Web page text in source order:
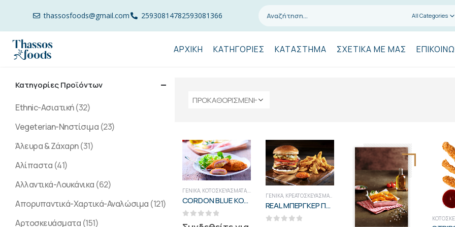
thassosfoods@gmail.com 25930814782593081366 All Categories
ΑΡΧΙΚΉ ΚΑΤΗΓΟΡΊΕΣ ΚΑΤΆΣΤΗΜΑ ΣΧΕΤΙΚΆ ΜΕ ΜΑΣ
ΓΕΝΙΚΑ, ΚΟΤΟΣΚΕΥΆΣΜΑΤΑ,ΚΡΕΑΤΟΣΚΕΥΆΣΜΑΤΑ-ΚΟΤΟΣΚΕΥΆΣΜΑΤΑ ΠΡΟΪΌΝΤΑ SNACK BAR,ΨΗΜΈΝΑ-ΠΑΝΈ
CORDON BLUE ΚΟΤΟΠ. ΠΡΟΨ. ΧΥΜΑ ΚΤΨ EE
out of 5
ΓΕΝΙΚΑ, ΚΡΕΑΤΟΣΚΕΥΆΣΜΑΤΑ ΚΡΕΑΤΟΣΚΕΥΆΣΜΑΤΑ-ΚΟΤΟΣΚΕΥΆΣΜΑΤΑ
REAL ΜΠΕΡΓΚΕΡ ΠΡΟΨΗΜ.190ΓΡ ΕΕ 3K ΚΤΨ
Κατηγορίες Προϊόντων
Ethnic-Ασιατική(32)
Vegeterian-Νηστίσιμα (23)
Άλευρα & Ζάχαρη(31)
Αλίπαστα (41)
Αλλαντικά-Λουκάνικα (62)
Απορυπαντικά-Χαρτικά-Αναλώσιμα (121)
Αρτοσκευάσματα (151)